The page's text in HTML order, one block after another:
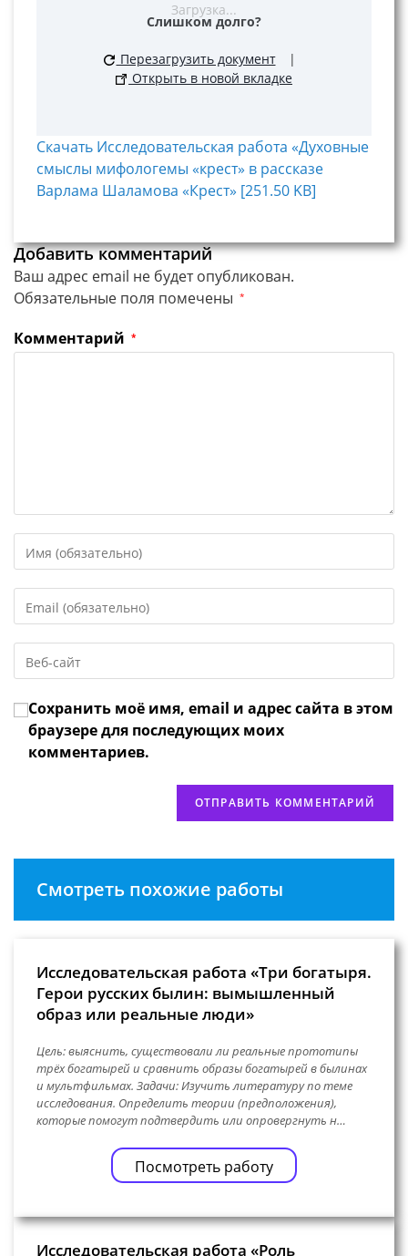
Загрузка...
Слишком долго?
Перезагрузить документ
|
Открыть в новой вкладке
Скачать Исследовательская работа «Духовные
смыслы мифологемы «крест» в рассказе
Варлама Шаламова «Крест» [251.50 KB]
Добавить комментарий
Ваш адрес email не будет опубликован.
Обязательные поля помечены *
Комментарий *
свое
или
имя
чтобы
прокомментировать
свой
адрес,
чтобы
URL
веб-
сайта
(необязательно)
Сохранить моё имя, email и адрес сайта в этом
браузере для последующих моих
комментариев.
Смотреть похожие работы
Исследовательская работа «Три богатыря.
Герои русских былин: вымышленный
образ или реальные люди»
Цель: выяснить, существовали ли реальные прототипы
трёх богатырей и сравнить образы богатырей в былинах
и мультфильмах. Задачи: Изучить литературу по теме
исследования. Определить теории (предположения),
которые помогут подтвердить или опровергнуть н…
Посмотреть работу
Исследовательская работа «Роль